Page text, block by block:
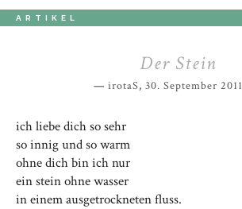
ARTIKEL
Der Stein
irotaS, 30. September 2011
ich liebe dich so sehr
so innig und so warm
ohne dich bin ich nur
ein stein ohne wasser
in einem ausgetrockneten fluss.